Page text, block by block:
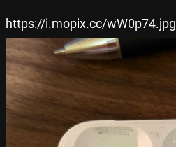
https://i.mopix.cc/wW0p74.jpg